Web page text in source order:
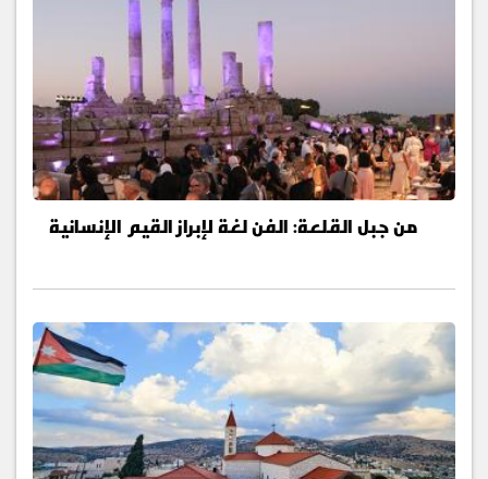
من جبل القلعة: الفن لغة لإبراز القيم الإنسانية